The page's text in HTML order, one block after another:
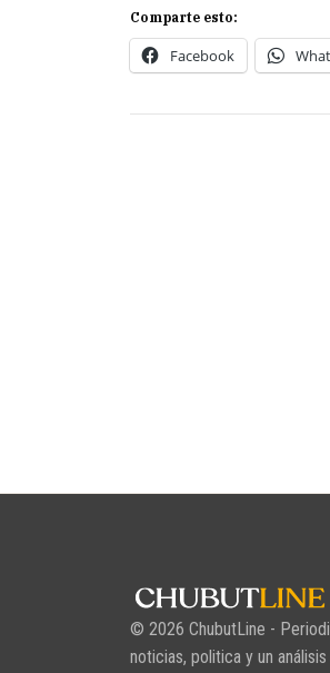
Comparte esto:
Facebook
© 2026 ChubutLine -
noticias, politica y un